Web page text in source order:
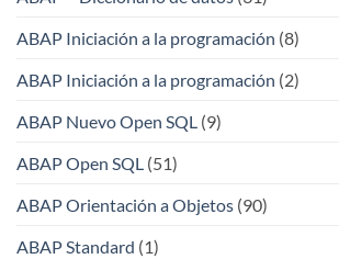
ABAP Iniciación a la programación (8)
ABAP Iniciación a la programación (2)
ABAP Nuevo Open SQL (9)
ABAP Open SQL (51)
ABAP Orientación a Objetos (90)
ABAP Standard (1)